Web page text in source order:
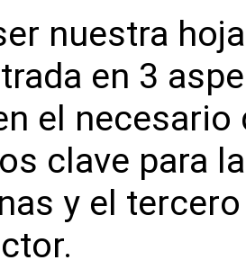
nuestra
en 3
el
clave para
y el